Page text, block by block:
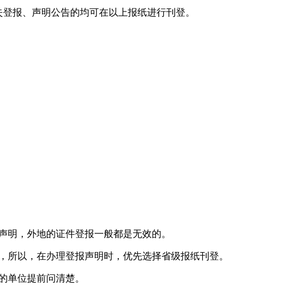
报、声明公告的均可在以上报纸进行刊登。
，外地的证件登报一般都是无效的。
以，在办理登报声明时，优先选择省级报纸刊登。
单位提前问清楚。